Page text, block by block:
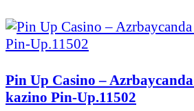
Pin Up Casino –
kazino Pin-Up.11502